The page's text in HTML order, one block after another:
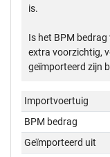
is.
Is het BPM
extra voorzichtig,
geïmporteerd zijn
Importvoertuig
BPM bedrag
Geïmporteerd uit